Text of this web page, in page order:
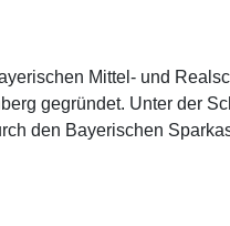
Mittel- und
gegründet. Unter der
den Bayerischen